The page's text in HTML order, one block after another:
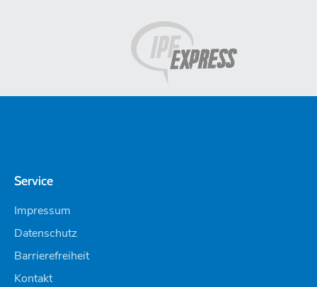
Service
Impressum
Datenschutz
Barrierefreiheit
Kontakt